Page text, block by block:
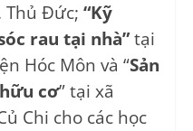
Thủ Đức; “Kỹ
rau tại nhà”tại
Hóc Môn và “Sản
cơ” tại xã
Chi cho các học